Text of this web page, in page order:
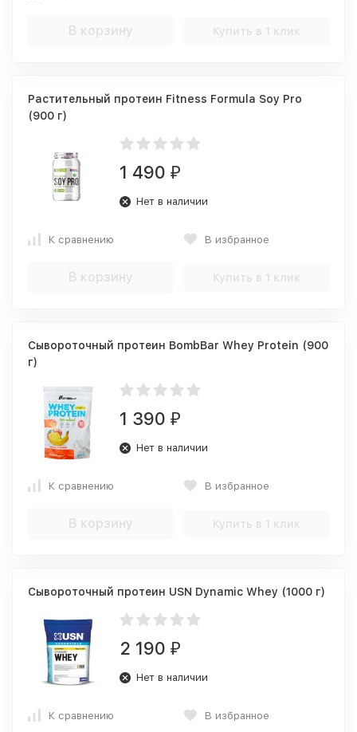
В корзину Купить в 1 клик
Растительный протеин Fitness Formula Soy Pro
(900 г)
1 490 ₽
Нет в наличии
К сравнению В избранное
В корзину Купить в 1 клик
Сывороточный протеин BombBar Whey Protein (900
г)
1 390 ₽
Нет в наличии
К сравнению В избранное
В корзину Купить в 1 клик
Сывороточный протеин USN Dynamic Whey (1000 г)
2 190 ₽
Нет в наличии
К сравнению В избранное